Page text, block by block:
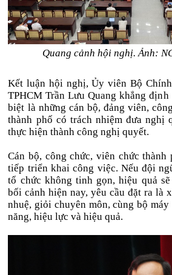
Quang cảnh hội nghị. Ảnh:
Kết luận hội nghị, Ủy viên Bộ
TPHCM Trần Lưu Quang khẳng
biệt là những cán bộ, đảng viên,
thành phố có trách nhiệm đưa nghị
thực hiện thành công nghị quyết.
Cán bộ, công chức, viên chức
tiếp triển khai công việc. Nếu đội
tổ chức không tinh gọn, hiệu quả
bối cảnh hiện nay, yêu cầu đặt ra là
nhuệ, giỏi chuyên môn, cùng bộ
năng, hiệu lực và hiệu quả.